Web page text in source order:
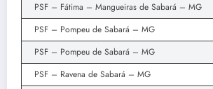
PSF – Fátima – Mangueiras de Sabará – MG
PSF – Pompeu de Sabará – MG
PSF – Pompeu de Sabará – MG
PSF – Ravena de Sabará – MG